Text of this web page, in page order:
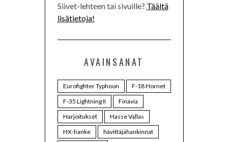
Siivet-lehteen tai sivuille? Täältä
lisätietoja!
AVAINSANAT
Eurofighter Typhoon
F-18 Hornet
F-35 Lightning II
Finavia
Harjoitukset
Hasse Vallas
HX-hanke
hävittäjähankinnat